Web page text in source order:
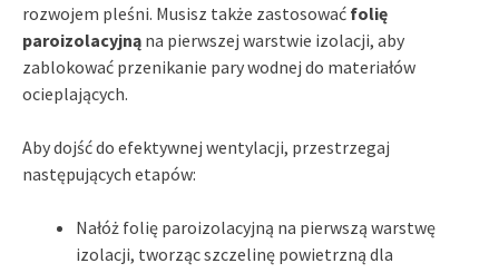
rozwojem pleśni. Musisz także zastosować folię
paroizolacyjną na pierwszej warstwie izolacji, aby
zablokować przenikanie pary wodnej do materiałów
ocieplających.
Aby dojść do efektywnej wentylacji, przestrzegaj
następujących etapów:
Nałóż folię paroizolacyjną na pierwszą warstwę
izolacji, tworząc szczelinę powietrzną dla